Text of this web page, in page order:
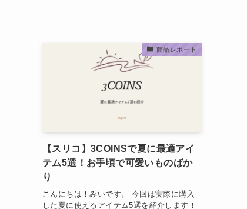
商品レポート
【スリコ】3COINSで夏に最適アイ
テム5選！お手頃で可愛いものばか
り
こんにちは！みいです。 今回は実際に購入
した夏に使えるアイテム5選を紹介します！